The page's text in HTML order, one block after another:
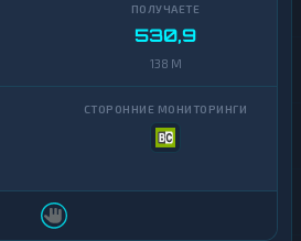
530,9
138 M